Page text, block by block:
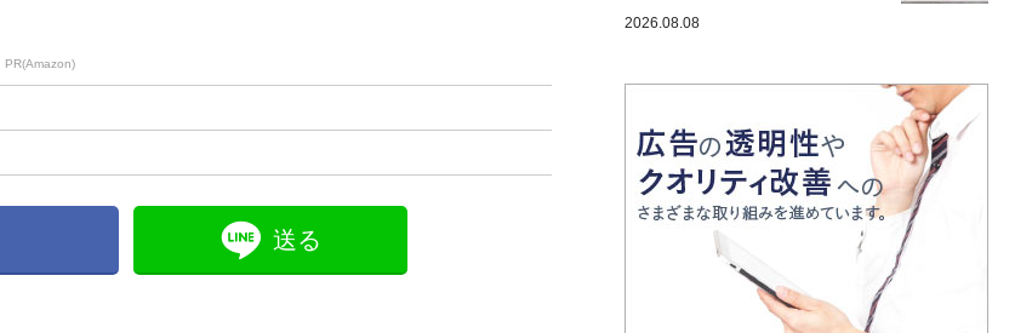
PR(Amazon)
送る
2026.08.08